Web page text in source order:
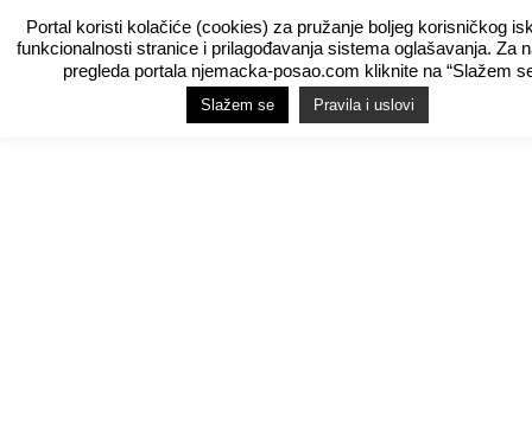
Portal koristi kolačiće (cookies) za pružanje boljeg korisničkog
funkcionalnosti stranice i prilagođavanja sistema oglašavanja. Za
pregleda portala njemacka-posao.com kliknite na “Slažem
Slažem se Pravila i uslovi